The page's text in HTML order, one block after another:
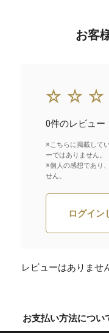
お客
0件のレビュー
※こちらに掲載して
ーではありません。
※個人の感想であり
せん。
ログイン
レビューはありませ
お支払い方法につい